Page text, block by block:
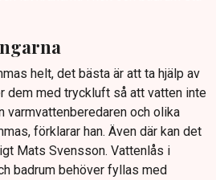
helt, det bästa är att ta hjälp av
dem med tryckluft så att vatten inte
varmvattenberedaren och olika
förklarar han. Även där kan det
Mats Svensson. Vattenlås i
badrum behöver fyllas med